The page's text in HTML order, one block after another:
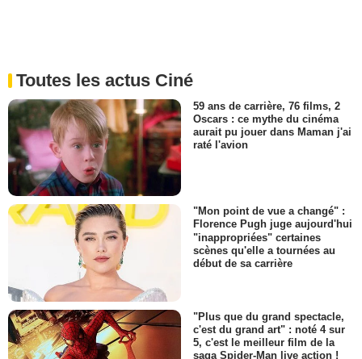
Toutes les actus Ciné
59 ans de carrière, 76 films, 2
Oscars : ce mythe du cinéma
aurait pu jouer dans Maman j'ai
raté l'avion
"Mon point de vue a changé" :
Florence Pugh juge aujourd'hui
"inappropriées" certaines
scènes qu'elle a tournées au
début de sa carrière
"Plus que du grand spectacle,
c'est du grand art" : noté 4 sur
5, c'est le meilleur film de la
saga Spider-Man live action !